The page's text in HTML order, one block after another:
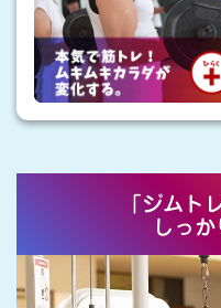
カ
ラ
ダ
で
を
も
る
夏
ボ
デ
「ジムト
しっ